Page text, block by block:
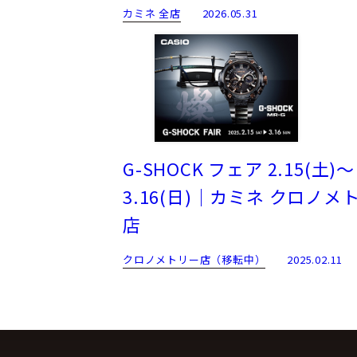
カミネ 全店 2026.05.31
G-SHOCK フェア 2.15(土)～
3.16(日)｜カミネ クロノメ
店
クロノメトリー店（移転中） 2025.02.11